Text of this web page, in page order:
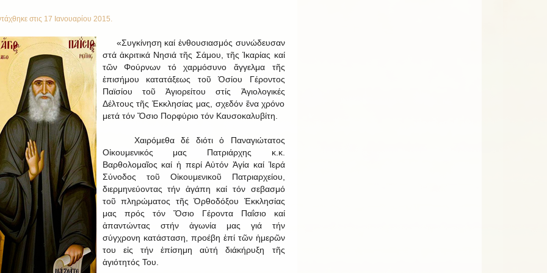
στις 17 Ιανουαρίου 2015.
«Συγκίνηση καί ἐνθουσιασμός συνώδευσαν
στά ἀκριτικά Νησιά τῆς Σάμου, τῆς Ἰκαρίας καί
τῶν Φούρνων τό χαρμόσυνο ἄγγελμα τῆς
ἐπισήμου κατατάξεως τοῦ Ὁσίου Γέροντος
Παϊσίου τοῦ Ἁγιορείτου στίς Ἁγιολογικές
Δέλτους τῆς Ἐκκλησίας μας, σχεδόν ἕνα χρόνο
μετά τόν Ὅσιο Πορφύριο τόν Καυσοκαλυβίτη.
Χαιρόμεθα δέ διότι ὁ Παναγιώτατος
Οἰκουμενικός μας Πατριάρχης κ.κ.
Βαρθολομαῖος καί ἡ περί Αὐτόν Ἁγία καί Ἱερά
Σύνοδος τοῦ Οἰκουμενικοῦ Πατριαρχείου,
διερμηνεύοντας τήν ἀγάπη καί τόν σεβασμό
τοῦ πληρώματος τῆς Ὀρθοδόξου Ἐκκλησίας
μας πρός τόν Ὅσιο Γέροντα Παΐσιο καί
ἀπαντώντας στήν ἀγωνία μας γιά τήν
σύγχρονη κατάσταση, προέβη ἐπί τῶν ἡμερῶν
του εἰς τήν ἐπίσημη αὐτή διάκήρυξη τῆς
ἁγιότητός Του.